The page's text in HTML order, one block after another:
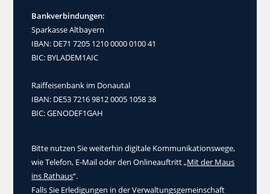
Bankverbindungen:
Sparkasse Altbayern
IBAN: DE71 7205 1210 0000 0100 41
BIC: BYLADEM1AIC
Raiffeisenbank im Donautal
IBAN: DE53 7216 9812 0005 1058 38
BIC: GENODEF1GAH
Bitte nutzen Sie weiterhin digitale Kommunikationswege,
wie Telefon, E-Mail oder den Onlineauftritt „Mit der Maus
ins Rathaus“.
Falls Sie Erledigungen in der Verwaltungsgemeinschaft